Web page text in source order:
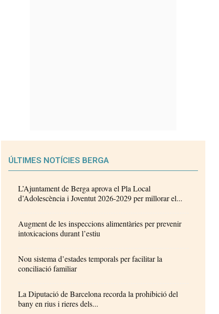
ÚLTIMES NOTÍCIES BERGA
L’Ajuntament de Berga aprova el Pla Local
d’Adolescència i Joventut 2026-2029 per millorar el...
Augment de les inspeccions alimentàries per prevenir
intoxicacions durant l’estiu
Nou sistema d’estades temporals per facilitar la
conciliació familiar
La Diputació de Barcelona recorda la prohibició del
bany en rius i rieres dels...